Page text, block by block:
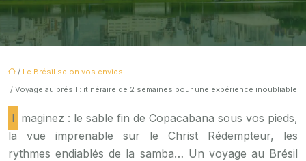
/ Le Brésil selon vos envies
/ Voyage au brésil : itinéraire de 2 semaines pour une expérience inoubliable
Imaginez : le sable fin de Copacabana sous vos pieds,
la vue imprenable sur le Christ Rédempteur, les
rythmes endiablés de la samba… Un voyage au Brésil